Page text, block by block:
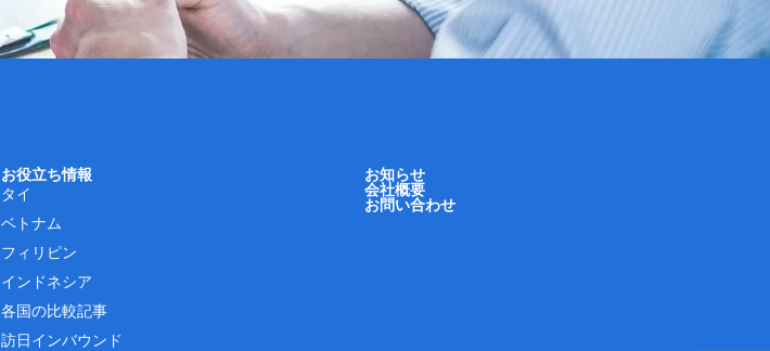
お役立ち情報
タイ
ベトナム
フィリピン
インドネシア
各国の比較記事
訪日インバウンド
お知らせ
会社概要
お問い合わせ